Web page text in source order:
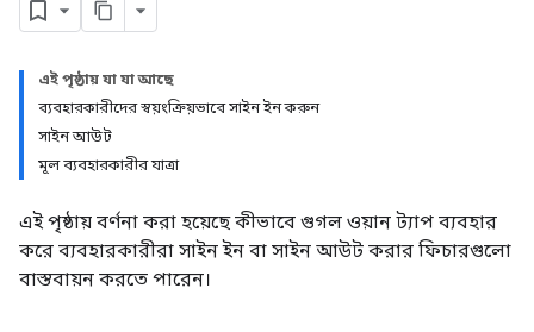
এই পৃষ্ঠায় যা যা আছে
ব্যবহারকারীদের স্বয়ংক্রিয়ভাবে সাইন ইন করুন
সাইন আউট
মূল ব্যবহারকারীর যাত্রা
এই পৃষ্ঠায় বর্ণনা করা হয়েছে কীভাবে গুগল ওয়ান ট্যাপ ব্যবহার
করে ব্যবহারকারীরা সাইন ইন বা সাইন আউট করার ফিচারগুলো
বাস্তবায়ন করতে পারেন।